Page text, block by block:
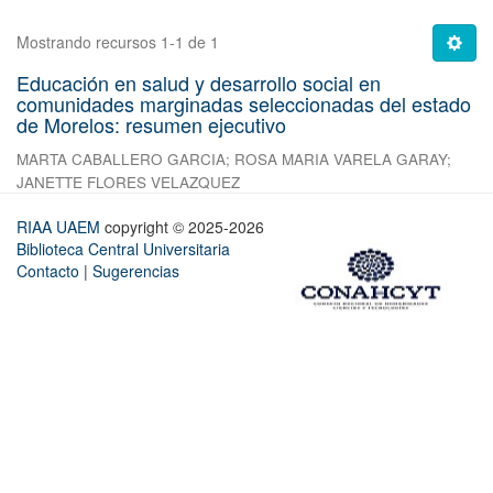
Mostrando recursos 1-1 de 1
Educación en salud y desarrollo social en
comunidades marginadas seleccionadas del estado
de Morelos: resumen ejecutivo
MARTA CABALLERO GARCIA; ROSA MARIA VARELA GARAY;
JANETTE FLORES VELAZQUEZ
RIAA UAEM copyright © 2025-2026
Biblioteca Central Universitaria
Contacto | Sugerencias